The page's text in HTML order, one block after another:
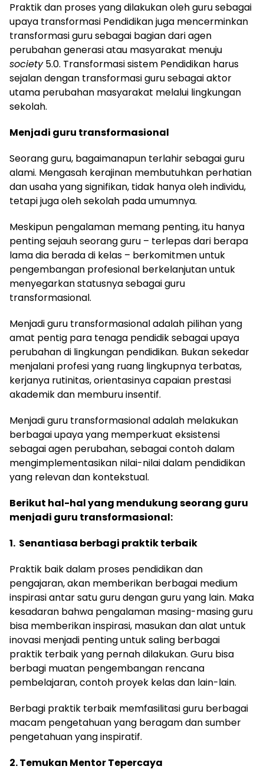
Praktik dan proses yang dilakukan oleh guru sebagai
upaya transformasi Pendidikan juga mencerminkan
transformasi guru sebagai bagian dari agen
perubahan generasi atau masyarakat menuju
society5.0. Transformasi sistem Pendidikan harus
sejalan dengan transformasi guru sebagai aktor
utama perubahan masyarakat melalui lingkungan
sekolah.
Menjadi guru transformasional
Seorang guru, bagaimanapun terlahir sebagai guru
alami. Mengasah kerajinan membutuhkan perhatian
dan usaha yang signifikan, tidak hanya oleh individu,
tetapi juga oleh sekolah pada umumnya.
Meskipun pengalaman memang penting, itu hanya
penting sejauh seorang guru – terlepas dari berapa
lama dia berada di kelas – berkomitmen untuk
pengembangan profesional berkelanjutan untuk
menyegarkan statusnya sebagai guru
transformasional.
Menjadi guru transformasional adalah pilihan yang
amat pentig para tenaga pendidik sebagai upaya
perubahan di lingkungan pendidikan. Bukan sekedar
menjalani profesi yang ruang lingkupnya terbatas,
kerjanya rutinitas, orientasinya capaian prestasi
akademik dan memburu insentif.
Menjadi guru transformasional adalah melakukan
berbagai upaya yang memperkuat eksistensi
sebagai agen perubahan, sebagai contoh dalam
mengimplementasikan nilai-nilai dalam pendidikan
yang relevan dan kontekstual.
Berikut hal-hal yang mendukung seorang guru
menjadi guru transformasional:
1. Senantiasa berbagi praktik terbaik
Praktik baik dalam proses pendidikan dan
pengajaran, akan memberikan berbagai medium
inspirasi antar satu guru dengan guru yang lain. Maka
kesadaran bahwa pengalaman masing-masing guru
bisa memberikan inspirasi, masukan dan alat untuk
inovasi menjadi penting untuk saling berbagai
praktik terbaik yang pernah dilakukan. Guru bisa
berbagi muatan pengembangan rencana
pembelajaran, contoh proyek kelas dan lain-lain.
Berbagi praktik terbaik memfasilitasi guru berbagai
macam pengetahuan yang beragam dan sumber
pengetahuan yang inspiratif.
2. Temukan Mentor Tepercaya